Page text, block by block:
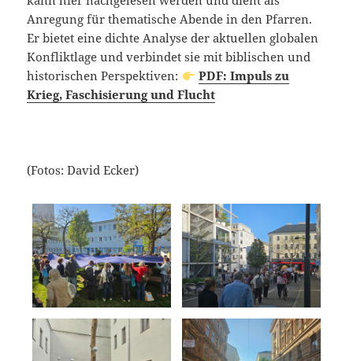
Anregung für thematische Abende in den Pfarren.
Er bietet eine dichte Analyse der aktuellen globalen
Konfliktlage und verbindet sie mit biblischen und
historischen Perspektiven:
PDF: Impuls zu
Krieg, Faschisierung und Flucht
(Fotos: David Ecker)